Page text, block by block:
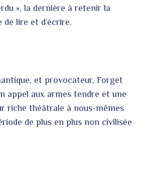
», la dernière à retenir la
de lire et d’écrire.
et provocateur, Forget
appel aux armes tendre et une
riche théâtrale à nous-mêmes
de plus en plus non civilisée